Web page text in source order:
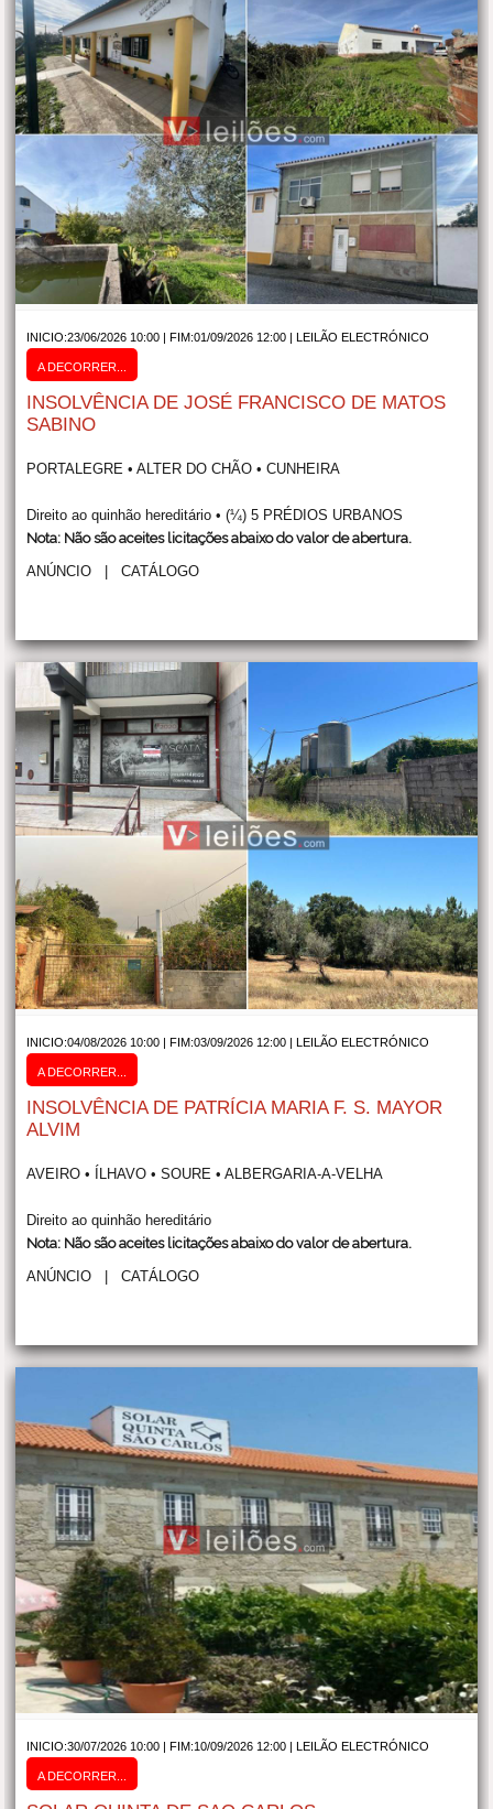
INICIO:23/06/2026 10:00 | FIM:01/09/2026 12:00 | LEILÃO ELECTRÓNICO
A DECORRER...
INSOLVÊNCIA DE JOSÉ FRANCISCO DE MATOS
SABINO
PORTALEGRE • ALTER DO CHÃO • CUNHEIRA
Direito ao quinhão hereditário • (¼) 5 PRÉDIOS URBANOS
Nota: Não são aceites licitações abaixo do valor de abertura.
ANÚNCIO |CATÁLOGO
INICIO:04/08/2026 10:00 | FIM:03/09/2026 12:00 |LEILÃO ELECTRÓNICO
A DECORRER...
INSOLVÊNCIA DE PATRÍCIA MARIA F. S. MAYOR
ALVIM
AVEIRO • ÍLHAVO • SOURE • ALBERGARIA-A-VELHA
Direito ao quinhão hereditário
Nota: Não são aceites licitações abaixo do valor de abertura.
ANÚNCIO |CATÁLOGO
INICIO:30/07/2026 10:00 | FIM:10/09/2026 12:00 |LEILÃO ELECTRÓNICO
A DECORRER...